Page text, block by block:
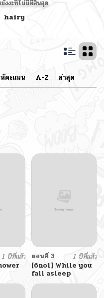
งงะที่ไม่มีที่สิ้นสุด
hairy
คะแนน A-Z ล่าสุด
1 ปีที่แล้ว
ตอนที่ 3
1 ปีที่แล้ว
[6no1] While you
fall asleep